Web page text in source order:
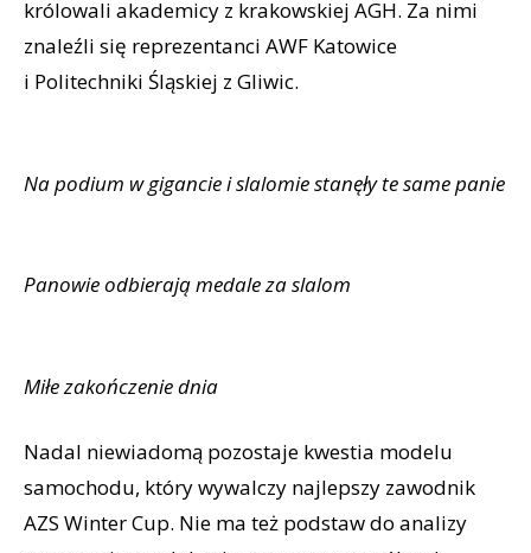
królowali akademicy z krakowskiej AGH. Za nimi
znaleźli się reprezentanci AWF Katowice
i Politechniki Śląskiej z Gliwic.
Na podium w gigancie i slalomie stanęły te same panie
Panowie odbierają medale za slalom
Miłe zakończenie dnia
Nadal niewiadomą pozostaje kwestia modelu
samochodu, który wywalczy najlepszy zawodnik
AZS Winter Cup. Nie ma też podstaw do analizy